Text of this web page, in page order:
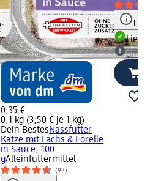
0,35 €
0,1 kg (3,50 € je 1 kg)
Dein BestesNassfutter
Katze mit Lachs & Forelle
in Sauce, 100
gAlleinfuttermittel
(92)
dm